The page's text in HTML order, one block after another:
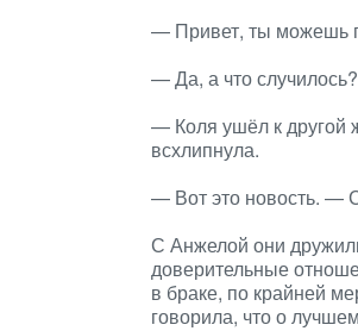
— Привет, ты можешь
— Да, а что
— Коля ушёл к другой
всхлипнула.
— Вот это новость. —
С Анжелой они
доверительные
в браке, по крайней
говорила, что о